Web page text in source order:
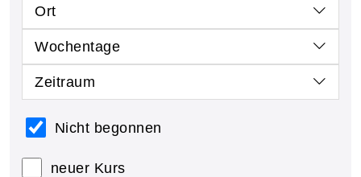
Ort
Wochentage
Zeitraum
Nicht begonnen
neuer Kurs